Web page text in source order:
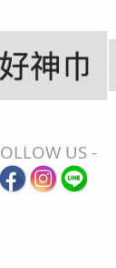
US -